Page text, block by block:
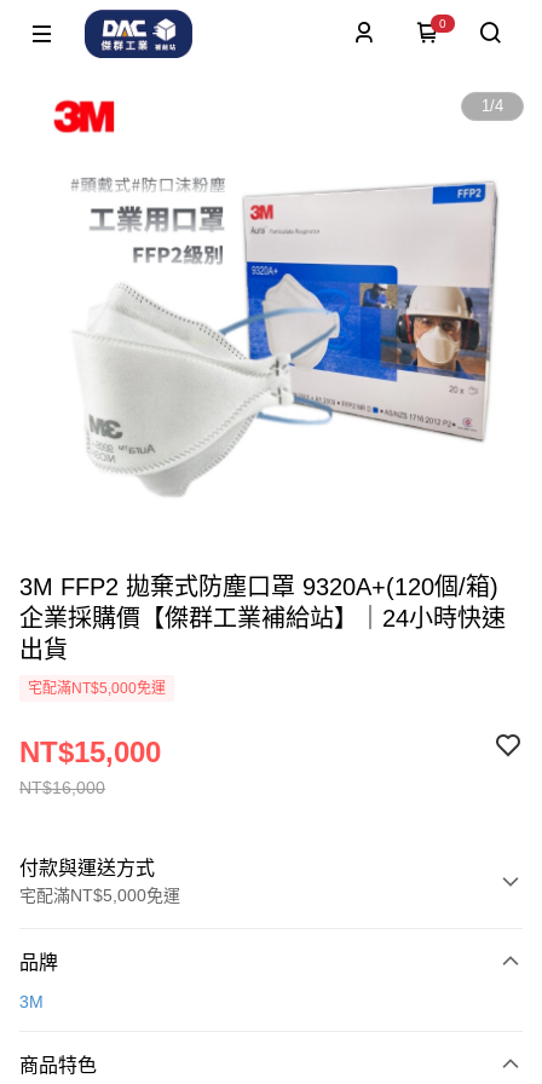
0
1/4
3M FFP2 拋棄式防塵口罩 9320A+(120個/箱)
企業採購價【傑群工業補給站】｜24小時快速
出貨
宅配滿NT$5,000免運
NT$16,000
NT$15,000
付款與運送方式
宅配滿NT$5,000免運
信用卡一次付款
LINE Pay
品牌
3M
商品特色